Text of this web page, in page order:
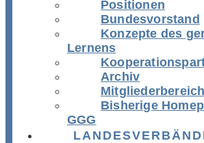
Positionen
Bundesvorstand
Konzepte des
Lernens
Archiv
Mitgliederbereich
Bisherige
GGG